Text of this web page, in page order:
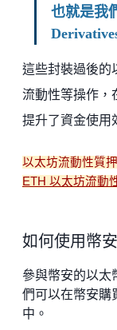
也就是我
這些封裝過後的
流動性等操作，
提升了資金使用
以太坊流動性質
ETH 以太坊流動
如何使用幣
參與幣安的以太
們可以在幣安購
中。